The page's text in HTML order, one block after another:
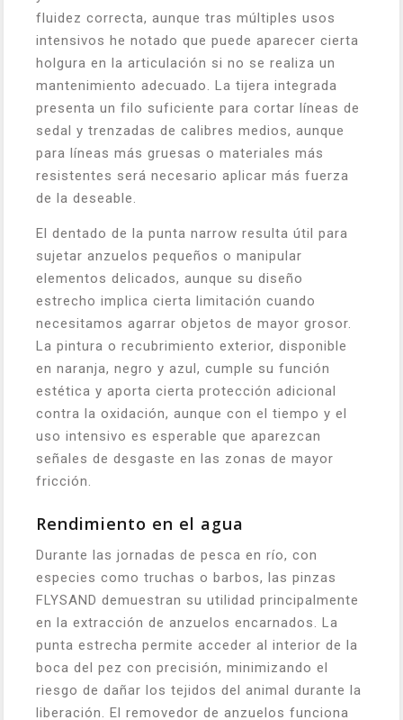
fluidez correcta, aunque tras múltiples usos
intensivos he notado que puede aparecer cierta
holgura en la articulación si no se realiza un
mantenimiento adecuado. La tijera integrada
presenta un filo suficiente para cortar líneas de
sedal y trenzadas de calibres medios, aunque
para líneas más gruesas o materiales más
resistentes será necesario aplicar más fuerza
de la deseable.
El dentado de la punta narrow resulta útil para
sujetar anzuelos pequeños o manipular
elementos delicados, aunque su diseño
estrecho implica cierta limitación cuando
necesitamos agarrar objetos de mayor grosor.
La pintura o recubrimiento exterior, disponible
en naranja, negro y azul, cumple su función
estética y aporta cierta protección adicional
contra la oxidación, aunque con el tiempo y el
uso intensivo es esperable que aparezcan
señales de desgaste en las zonas de mayor
fricción.
Rendimiento en el agua
Durante las jornadas de pesca en río, con
especies como truchas o barbos, las pinzas
FLYSAND demuestran su utilidad principalmente
en la extracción de anzuelos encarnados. La
punta estrecha permite acceder al interior de la
boca del pez con precisión, minimizando el
riesgo de dañar los tejidos del animal durante la
liberación. El removedor de anzuelos funciona